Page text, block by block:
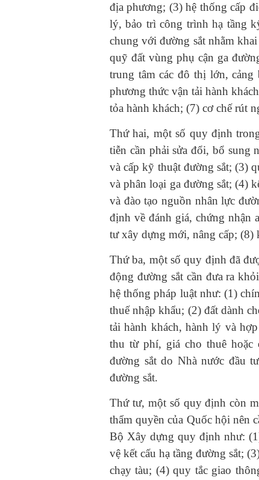
địa phương; (3) hệ thống cấp
lý, bảo trì công trình hạ tầng
chung với đường sắt nhằm
quỹ đất vùng phụ cận ga
trung tâm các đô thị lớn,
phương thức vận tải hành
tỏa hành khách; (7) cơ chế rút
Thứ hai, một số quy định
tiễn cần phải sửa đổi, bổ sung
và cấp kỹ thuật đường sắt; (3)
và phân loại ga đường sắt; (4)
và đào tạo nguồn nhân lực
định về đánh giá, chứng nhận
tư xây dựng mới, nâng cấp; (8)
Thứ ba, một số quy định đã
động đường sắt cần đưa ra
hệ thống pháp luật như: (1)
thuế nhập khẩu; (2) đất dành
tải hành khách, hành lý và
thu từ phí, giá cho thuê hoặc
đường sắt do Nhà nước đầu
đường sắt.
Thứ tư, một số quy định còn
thẩm quyền của Quốc hội nên
Bộ Xây dựng quy định như:
vệ kết cấu hạ tầng đường sắt;
chạy tàu; (4) quy tắc giao